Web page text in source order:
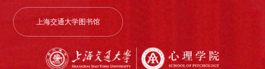
上海交通大学图书馆